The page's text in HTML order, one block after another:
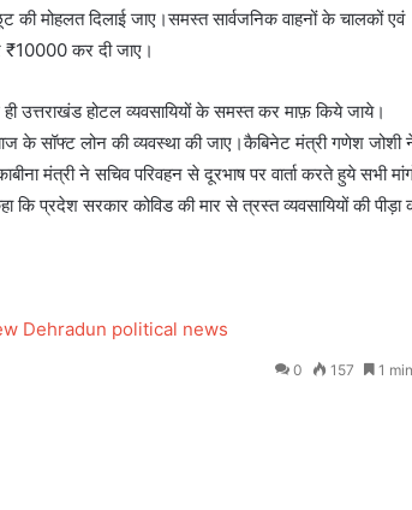
की मोहलत दिलाई जाए।समस्त सार्वजनिक वाहनों के चालकों एवं
₹10000 कर दी जाए।
ही उत्तराखंड होटल व्यवसायियों के समस्त कर माफ़ किये जाये।
के सॉफ्ट लोन की व्यवस्था की जाए।कैबिनेट मंत्री गणेश जोशी
मंत्री ने सचिव परिवहन से दूरभाष पर वार्ता करते हुये सभी
प्रदेश सरकार कोविड की मार से त्रस्त व्यवसायियों की पीड़ा
Dehradun political news
0 157 1